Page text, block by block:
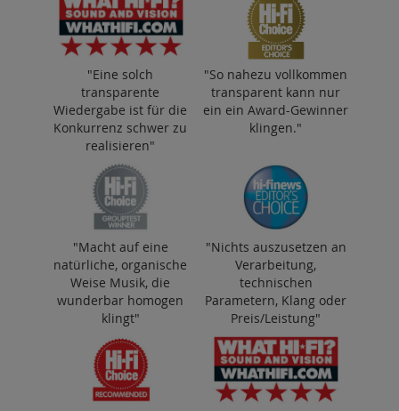
"Eine solch
transparente
Wiedergabe ist für die
Konkurrenz schwer zu
realisieren"
"So nahezu vollkommen
transparent kann nur
ein ein Award-Gewinner
klingen."
"Macht auf eine
natürliche, organische
Weise Musik, die
wunderbar homogen
klingt"
"Nichts auszusetzen an
Verarbeitung,
technischen
Parametern, Klang oder
Preis/Leistung"